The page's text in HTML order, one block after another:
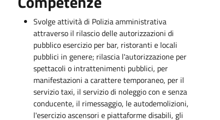
Svolge attività di Polizia amministrativa
attraverso il rilascio delle autorizzazioni di
pubblico esercizio per bar, ristoranti e locali
pubblici in genere; rilascia l'autorizzazione per
spettacoli o intrattenimenti pubblici, per
manifestazioni a carattere temporaneo, per il
servizio taxi, il servizio di noleggio con e senza
conducente, il rimessaggio, le autodemolizioni,
l'esercizio ascensori e piattaforme disabili, gli